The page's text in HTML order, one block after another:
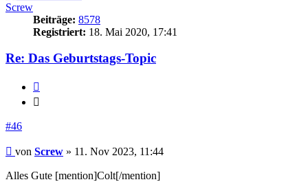
Screw
Beiträge: 8578
Registriert: 18. Mai 2020, 17:41
Re: Das Geburtstags-Topic
#46
Beitrag
von Screw » 11. Nov 2023, 11:44
Alles Gute [mention]Colt[/mention]